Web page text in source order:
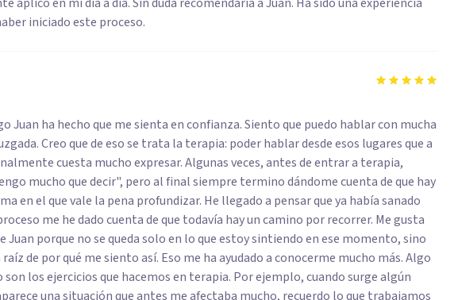
iniciado este proceso.
Juan ha hecho que me sienta en confianza. Siento que puedo hablar con mucha
Creo que de eso se trata la terapia: poder hablar desde esos lugares que a
cuesta mucho expresar. Algunas veces, antes de entrar a terapia,
mucho que decir", pero al final siempre termino dándome cuenta de que hay
en el que vale la pena profundizar. He llegado a pensar que ya había sanado
me he dado cuenta de que todavía hay un camino por recorrer. Me gusta
Juan porque no se queda solo en lo que estoy sintiendo en ese momento, sino
de por qué me siento así. Eso me ha ayudado a conocerme mucho más. Algo
los ejercicios que hacemos en terapia. Por ejemplo, cuando surge algún
una situación que antes me afectaba mucho, recuerdo lo que trabajamos